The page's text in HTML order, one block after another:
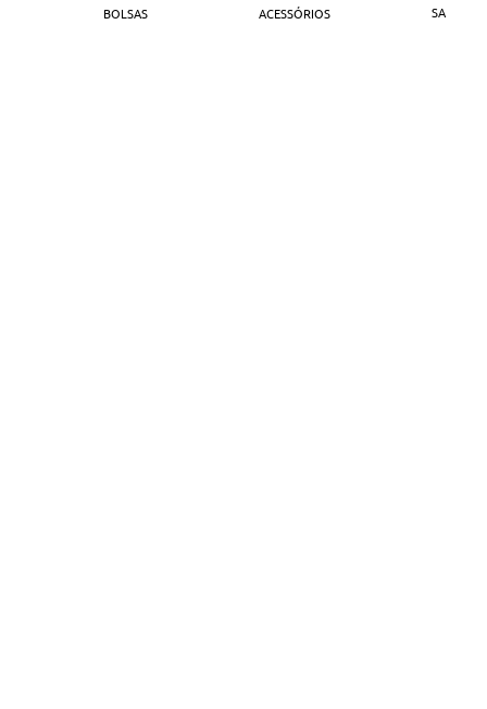
BOLSAS ACESSÓRIOS